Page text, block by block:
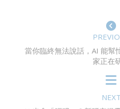
當你臨終無法說話，AI 能幫
家正在
NEXT